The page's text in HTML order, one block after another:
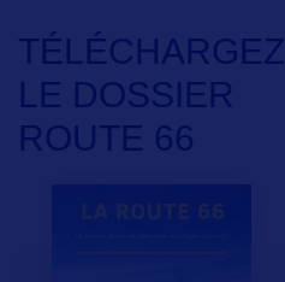
TÉLÉCHARGEZ
LE DOSSIER
ROUTE 66